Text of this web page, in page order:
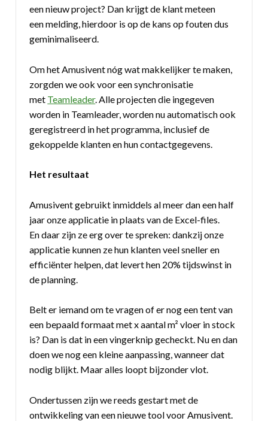
een nieuw project? Dan krijgt de klant meteen
een melding, hierdoor is op de kans op fouten dus
geminimaliseerd.
Om het Amusivent nóg wat makkelijker te maken,
zorgden we ook voor een synchronisatie
met Teamleader. Alle projecten die ingegeven
worden in Teamleader, worden nu automatisch ook
geregistreerd in het programma, inclusief de
gekoppelde klanten en hun contactgegevens.
Het resultaat
Amusivent gebruikt inmiddels al meer dan een half
jaar onze applicatie in plaats van de Excel-files.
En daar zijn ze erg over te spreken: dankzij onze
applicatie kunnen ze hun klanten veel sneller en
efficiënter helpen, dat levert hen 20% tijdswinst in
de planning.
Belt er iemand om te vragen of er nog een tent van
een bepaald formaat met x aantal m² vloer in stock
is? Dan is dat in een vingerknip gecheckt. Nu en dan
doen we nog een kleine aanpassing, wanneer dat
nodig blijkt. Maar alles loopt bijzonder vlot.
Ondertussen zijn we reeds gestart met de
ontwikkeling van een nieuwe tool voor Amusivent.